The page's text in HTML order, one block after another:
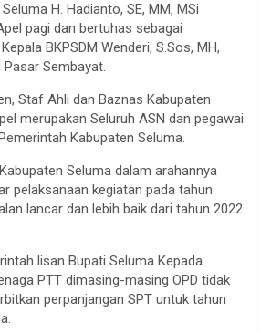
H. Hadianto, SE, MM, MSi
pagi dan bertuhas sebagai
BKPSDM Wenderi, S.Sos, MH,
Sembayat.
Staf Ahli dan Baznas Kabupaten
merupakan Seluruh ASN dan pegawai
Kabupaten Seluma.
Seluma dalam arahannya
pelaksanaan kegiatan pada tahun
lancar dan lebih baik dari tahun 2022
lisan Bupati Seluma Kepada
PTT dimasing-masing OPD tidak
perpanjangan SPT untuk tahun